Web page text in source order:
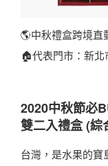
🌎中秋禮盒跨境直
🏠代表門市：新
2020中秋節必
雙二入禮盒 (綜
台灣，是水果的寶